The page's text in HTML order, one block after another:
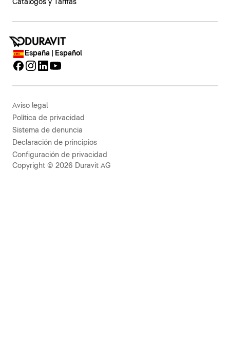
Catálogos y Tarifas
España | Español
Aviso legal
Política de privacidad
Sistema de denuncia
Declaración de principios
Configuración de privacidad
Copyright © 2026 Duravit AG